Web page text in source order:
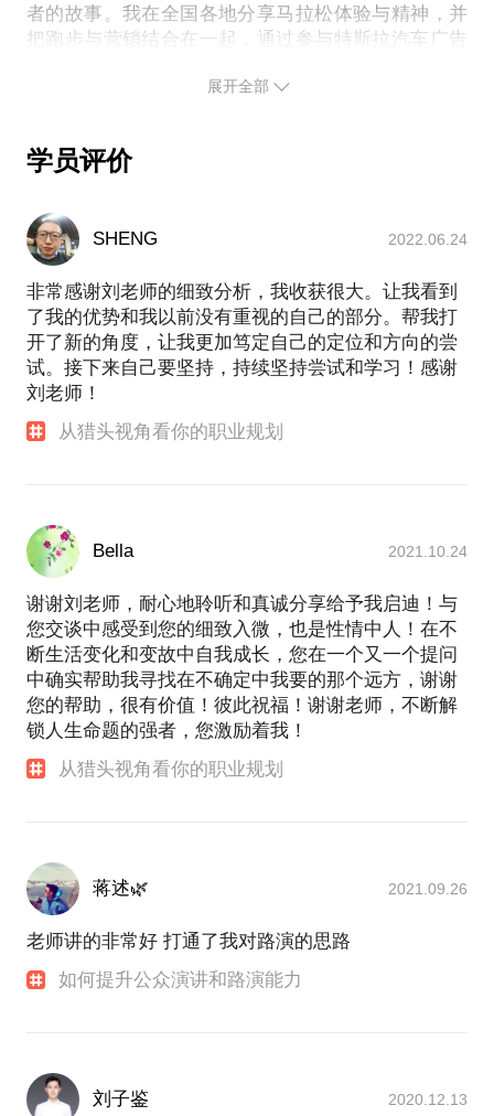
者的故事。我在全国各地分享马拉松体验与精神，并
把跑步与营销结合在一起，通过参与特斯拉汽车广告
等活动，总结出“以运动文化社群为载体，推广品牌营
方法。
校、创业园区、众创空间等做过主题分享，内容有“猎
头眼中的职业规划”、“社会化媒体下的精准营销”、“高
大上的线下活动如何无中生有“、”“移动互联网时代的
时间管理”、“从评委角度看如何做路演”、“跑向自己-
马拉松如何提升创业者”、“向夏威夷马拉松学习社群
运营”。
爱好：旅行、瑜伽，长跑、皮划艇。《只要跑起
来-108个马拉松跑者的故事》的作者之一。
做事与做人其实是一回事，现实的社会带给人各种不
同的价值观和诱惑，自己处在其中最重要的能力就是
我是启实文化创意（杭州）有限公司联合创始人，浙
江省职业经理人学院新媒体营销培训基地负责人，杭
州跨媒体联盟联合发起人，曾经是我懂App创始人，
人和网CMO，山外山教育创始人，策划组织过牛人分
享会、人和会、法人会、我懂创业家、我懂你不懂等
知名活动品牌。2012年人和网入选中国新媒体30强榜
单价值榜10强，是入选的唯一商务社交媒体。2015年
人和网参加中国电子商务商务协会主办的中国电子商
务新媒体门户大会，荣获“中国电子商务最具创新商务
得“最具投资价值奖”。在第二届中国社群领袖峰会上
我是全球沟通与领导力教育组织Toastmaster
International杭州第一个演讲俱乐部——西子双语演讲
俱乐部2015年度主席，并获得最高荣誉DTM（卓越演
讲人），曾经多次参加中英文演讲比赛，并获得俱乐
部的中英文演讲比赛冠军。我同时也担任会员的导
信、中国好WIFI评选评委。2014年作为创业者代表为
特斯拉汽车广告代言。
展开全部
学员评价
SHENG 2022.06.24
非常感谢刘老师的细致分析，我收获很大。让我看到
了我的优势和我以前没有重视的自己的部分。帮我打
开了新的角度，让我更加笃定自己的定位和方向的尝
试。接下来自己要坚持，持续坚持尝试和学习！感谢
刘老师！
从猎头视角看你的职业规划
Bella 2021.10.24
谢谢刘老师，耐心地聆听和真诚分享给予我启迪！与
您交谈中感受到您的细致入微，也是性情中人！在不
断生活变化和变故中自我成长，您在一个又一个提问
中确实帮助我寻找在不确定中我要的那个远方，谢谢
您的帮助，很有价值！彼此祝福！谢谢老师，不断解
锁人生命题的强者，您激励着我！
从猎头视角看你的职业规划
蒋述🌿 2021.09.26
老师讲的非常好 打通了我对路演的思路
如何提升公众演讲和路演能力
刘子鉴 2020.12.13